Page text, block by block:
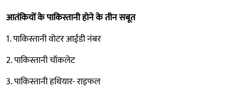
आतंकियों के पाकिस्तानी होने के तीन सबूत
1. पाकिस्तानी वोटर आईडी नंबर
2. पाकिस्तानी चॉकलेट
3. पाकिस्तानी हथियार- राइफल